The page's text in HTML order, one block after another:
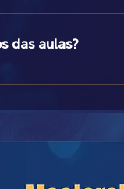
no
das aulas?
ser realizado nos